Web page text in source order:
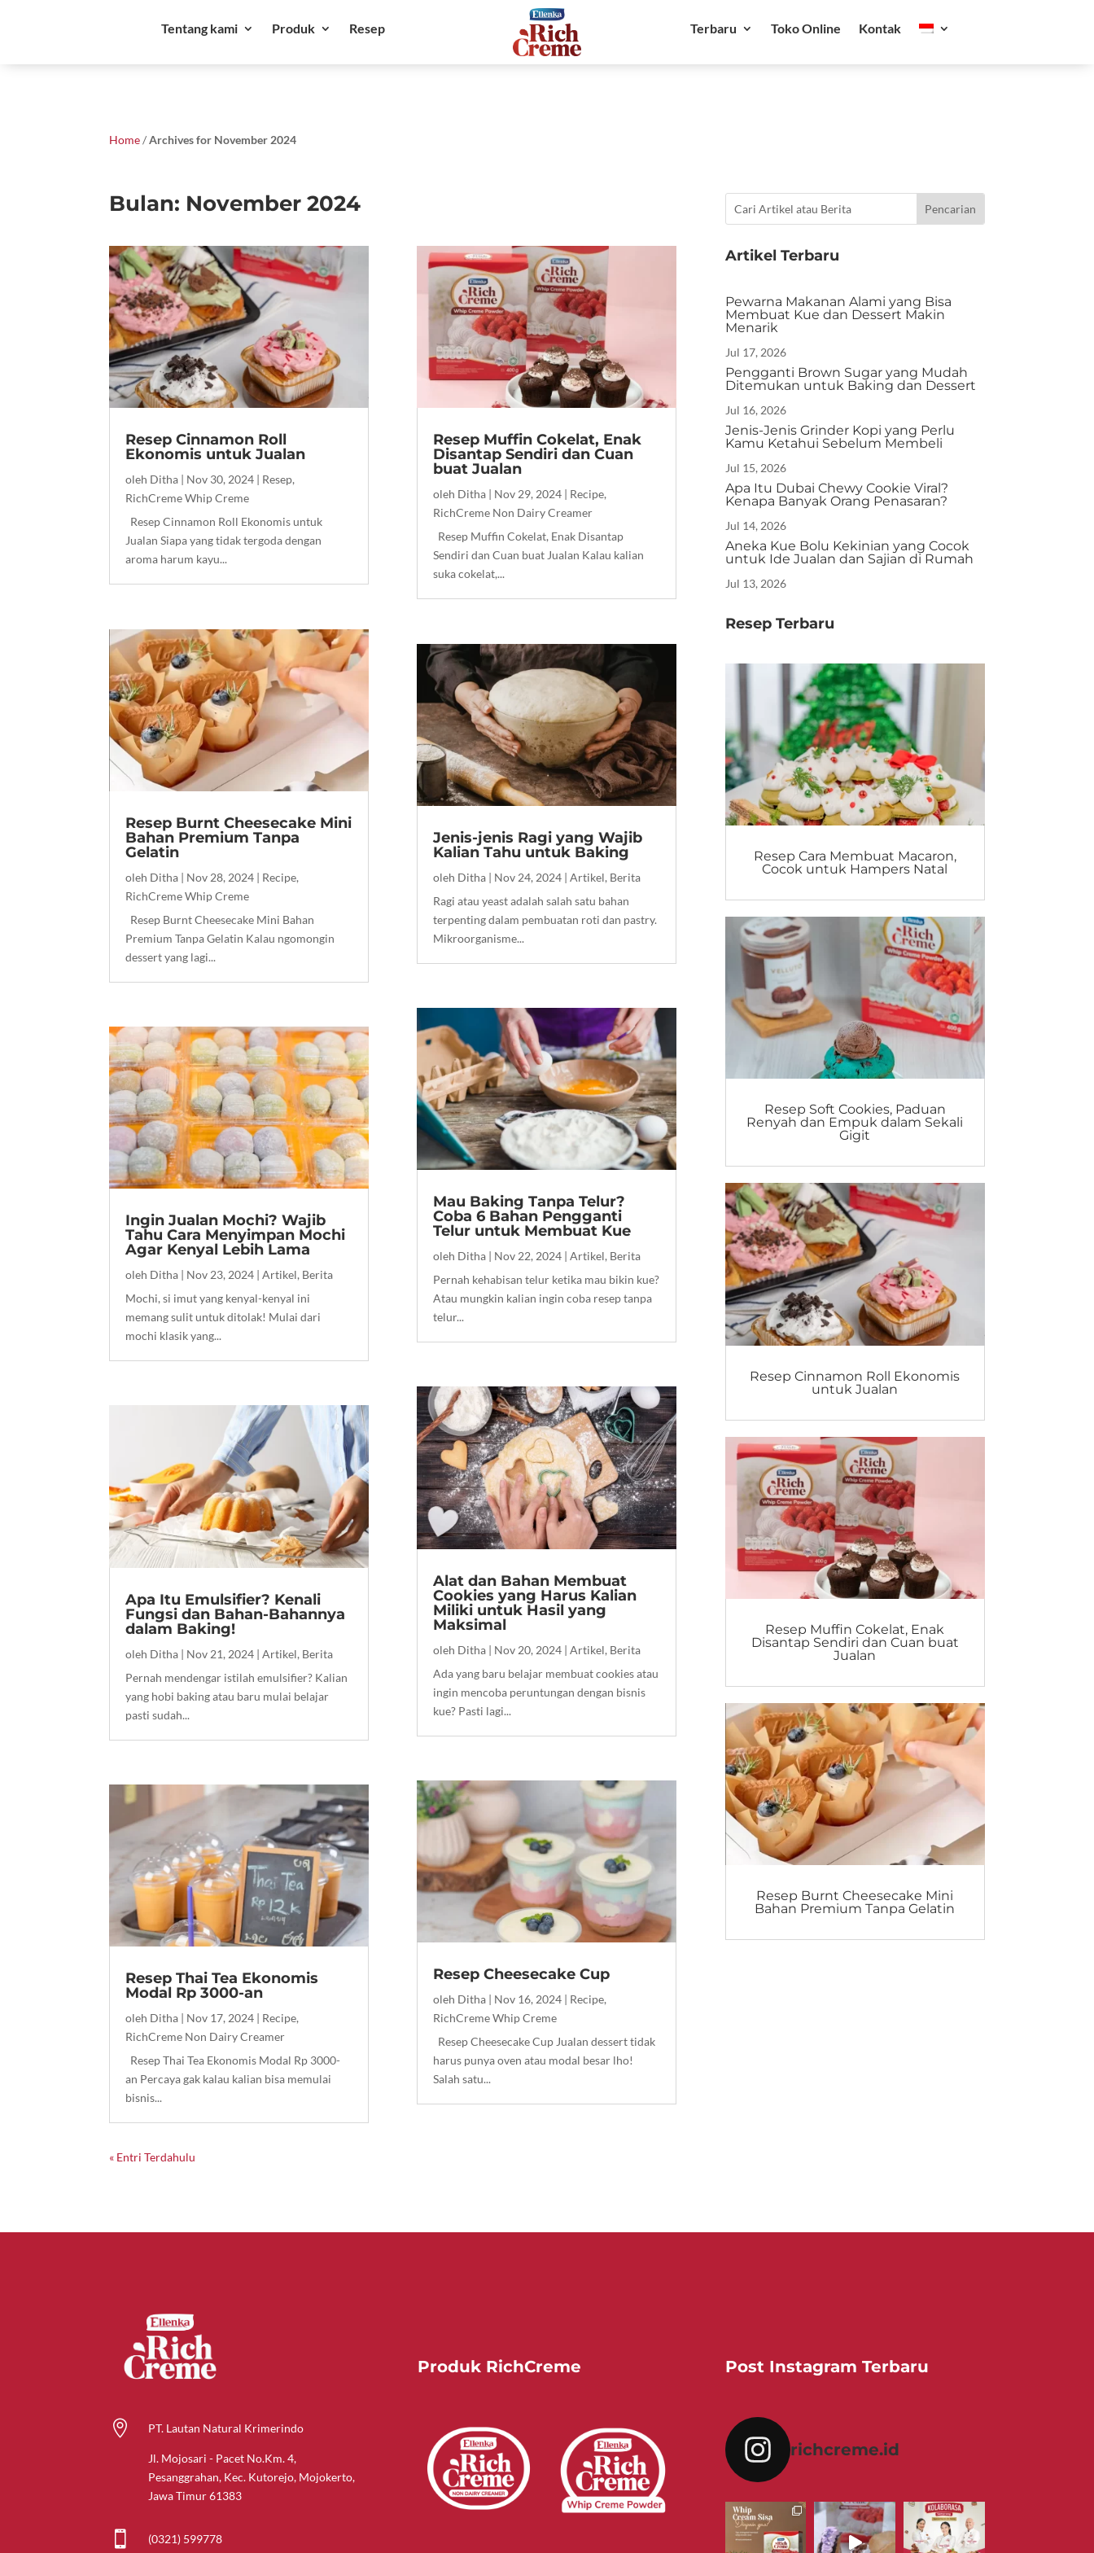
Tentang kami Produk Resep Terbaru Toko Online Kontak
Home/Archives for November 2024
Bulan: November 2024
Resep Cinnamon Roll
Ekonomis untuk Jualan
oleh Ditha | Nov 30, 2024 | Resep,
RichCreme Whip Creme
Resep Cinnamon Roll Ekonomis untuk
Jualan Siapa yang tidak tergoda dengan
aroma harum kayu...
Resep Burnt Cheesecake Mini
Bahan Premium Tanpa
Gelatin
oleh Ditha | Nov 28, 2024 | Recipe,
RichCreme Whip Creme
Resep Burnt Cheesecake Mini Bahan
Premium Tanpa Gelatin Kalau ngomongin
dessert yang lagi...
Ingin Jualan Mochi? Wajib
Tahu Cara Menyimpan Mochi
Agar Kenyal Lebih Lama
oleh Ditha | Nov 23, 2024 |Artikel, Berita
Mochi, si imut yang kenyal-kenyal ini
memang sulit untuk ditolak! Mulai dari
mochi klasik yang...
Apa Itu Emulsifier? Kenali
Fungsi dan Bahan-Bahannya
dalam Baking!
oleh Ditha | Nov 21, 2024 |Artikel, Berita
Pernah mendengar istilah emulsifier? Kalian
yang hobi baking atau baru mulai belajar
pasti sudah...
Resep Thai Tea Ekonomis
Modal Rp 3000-an
oleh Ditha | Nov 17, 2024 | Recipe,
RichCreme Non Dairy Creamer
Resep Thai Tea Ekonomis Modal Rp 3000-
an Percaya gak kalau kalian bisa memulai
bisnis...
Resep Muffin Cokelat, Enak
Disantap Sendiri dan Cuan
buat Jualan
oleh Ditha | Nov 29, 2024 | Recipe,
RichCreme Non Dairy Creamer
Resep Muffin Cokelat, Enak Disantap
Sendiri dan Cuan buat Jualan Kalau kalian
suka cokelat,...
Jenis-jenis Ragi yang Wajib
Kalian Tahu untuk Baking
oleh Ditha | Nov 24, 2024 |Artikel, Berita
Ragi atau yeast adalah salah satu bahan
terpenting dalam pembuatan roti dan pastry.
Mikroorganisme...
Mau Baking Tanpa Telur?
Coba 6 Bahan Pengganti
Telur untuk Membuat Kue
oleh Ditha | Nov 22, 2024 |Artikel, Berita
Pernah kehabisan telur ketika mau bikin kue?
Atau mungkin kalian ingin coba resep tanpa
telur...
Alat dan Bahan Membuat
Cookies yang Harus Kalian
Miliki untuk Hasil yang
Maksimal
oleh Ditha | Nov 20, 2024 |Artikel, Berita
Ada yang baru belajar membuat cookies atau
ingin mencoba peruntungan dengan bisnis
kue? Pasti lagi...
Resep Cheesecake Cup
oleh Ditha | Nov 16, 2024 | Recipe,
RichCreme Whip Creme
Resep Cheesecake Cup Jualan dessert tidak
harus punya oven atau modal besar lho!
Salah satu...
« Entri Terdahulu
Artikel Terbaru
Pewarna Makanan Alami yang Bisa
Membuat Kue dan Dessert Makin
Menarik
Jul 17, 2026
Pengganti Brown Sugar yang Mudah
Ditemukan untuk Baking dan Dessert
Jul 16, 2026
Jenis-Jenis Grinder Kopi yang Perlu
Kamu Ketahui Sebelum Membeli
Jul 15, 2026
Apa Itu Dubai Chewy Cookie Viral?
Kenapa Banyak Orang Penasaran?
Jul 14, 2026
Aneka Kue Bolu Kekinian yang Cocok
untuk Ide Jualan dan Sajian di Rumah
Jul 13, 2026
Resep Terbaru
Resep Cara Membuat Macaron,
Cocok untuk Hampers Natal
Resep Soft Cookies, Paduan
Renyah dan Empuk dalam Sekali
Gigit
Resep Cinnamon Roll Ekonomis
untuk Jualan
Resep Muffin Cokelat, Enak
Disantap Sendiri dan Cuan buat
Jualan
Resep Burnt Cheesecake Mini
Bahan Premium Tanpa Gelatin
 PT. Lautan Natural Krimerindo
Jl. Mojosari - Pacet No.Km. 4,
Pesanggrahan, Kec. Kutorejo, Mojokerto,
Jawa Timur 61383
 (0321) 599778
Produk RichCreme Post Instagram Terbaru
richcreme.id